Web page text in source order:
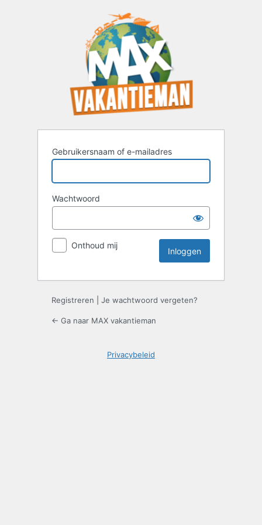
Gebruikersnaam of e-mailadres
Wachtwoord
Onthoud mij
Registreren Je wachtwoord vergeten?
← Ga naar MAX vakantieman
Privacybeleid